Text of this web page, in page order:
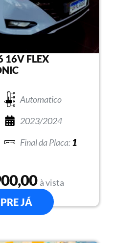
16V FLEX
Automatico
2023/2024
1
à vista
JÁ